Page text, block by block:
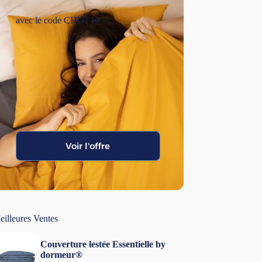
avec le code CHUT10
Voir l'offre
Ventes
Couverture lestée Essentielle by
dormeur®